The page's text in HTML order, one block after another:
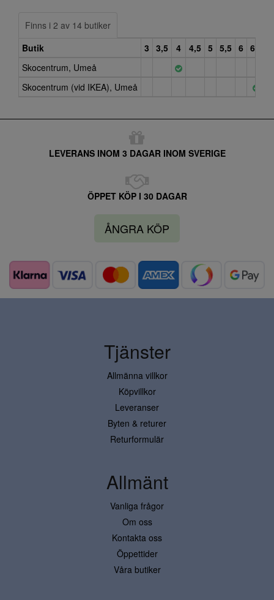
Finns i 2 av 14 butiker
Butik
3 3,5 4 4,5 5 5,5 6 6,5
Skocentrum, Umeå
Skocentrum (vid IKEA), Umeå
LEVERANS INOM 3 DAGAR INOM SVERIGE
ÖPPET KÖP I 30 DAGAR
ÅNGRA KÖP
Tjänster
Allmänna villkor
Köpvillkor
Leveranser
Byten & returer
Returformulär
Allmänt
Vanliga frågor
Om oss
Kontakta oss
Öppettider
Våra butiker